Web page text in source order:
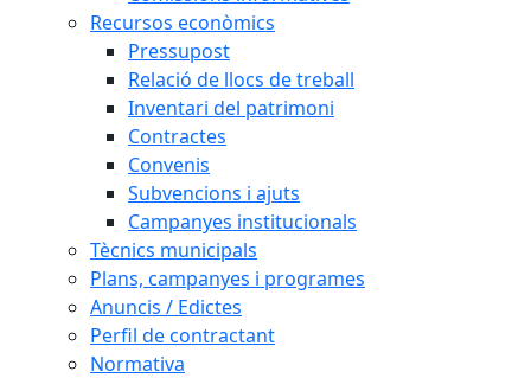
Recursos econòmics
Pressupost
Relació de llocs de treball
Inventari del patrimoni
Contractes
Convenis
Subvencions i ajuts
Campanyes institucionals
Tècnics municipals
Plans, campanyes i programes
Anuncis / Edictes
Perfil de contractant
Normativa